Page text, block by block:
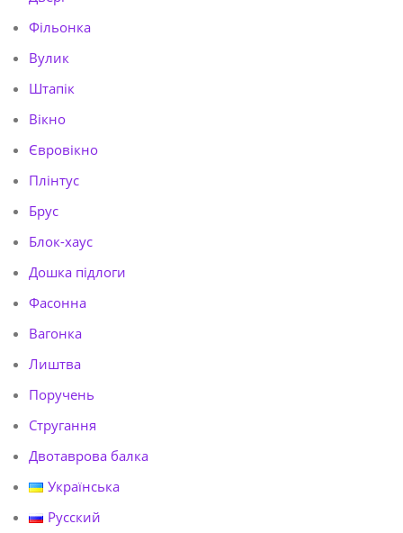
Фільонка
Вулик
Штапік
Вікно
Євровікно
Плінтус
Брус
Блок-хаус
Дошка підлоги
Фасонна
Вагонка
Лиштва
Поручень
Стругання
Двотаврова балка
Українська
Русский